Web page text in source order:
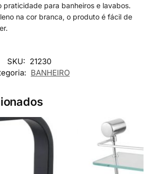
praticidade para banheiros e lavabos.
na cor branca, o produto é fácil de
SKU: 21230
BANHEIRO